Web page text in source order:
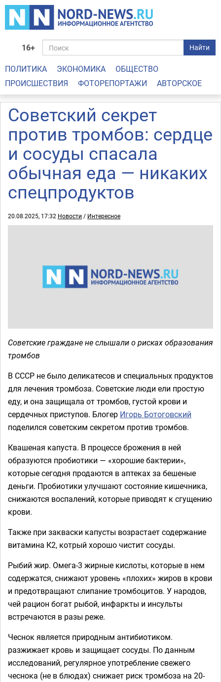
16+ Найти
ПОЛИТИКА ЭКОНОМИКА
ОБЩЕСТВО
ПРОИСШЕСТВИЯ
ФОТОРЕПОРТАЖИ АВТОРСКОЕ
Советский секрет
против тромбов: сердце
и сосуды спасала
обычная еда — никаких
спецпродуктов
20.08.2025, 17:32 Новости / Интересное
Советские граждане не слышали о рисках образования
тромбов
В СССР не было деликатесов и специальных продуктов
для лечения тромбоза. Советские люди ели простую
еду, и она защищала от тромбов, густой крови и
сердечных приступов. Блогер Игорь Ботоговский
поделился советским секретом против тромбов.
Квашеная капуста. В процессе брожения в ней
образуются пробиотики — «хорошие бактерии»,
которые сегодня продаются в аптеках за бешеные
деньги. Пробиотики улучшают состояние кишечника,
снижаются воспалений, которые приводят к сгущению
крови.
Также при закваски капусты возрастает содержание
витамина К2, котрый хорошо чистит сосуды.
Рыбий жир. Омега-3 жирные кислоты, которые в нем
содержатся, снижают уровень «плохих» жиров в крови
и предотвращают слипание тромбоцитов. У народов,
чей рацион богат рыбой, инфаркты и инсульты
встречаются в разы реже.
Чеснок является природным антибиотиком.
разжижает кровь и защищает сосуды. По данным
исследований, регулярное употребление свежего
чеснока (не в блюдах) снижает риск тромбоза на 20-